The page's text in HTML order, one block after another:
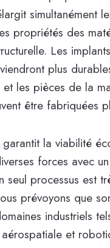
simultanément
propriétés des
Les
plus
les pièces de la
être fabriquées
la viabilité
forces avec
seul processus est
prévoyons que
industriels
et